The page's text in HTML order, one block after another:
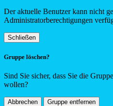
Der aktuelle Benutzer kann nicht
Administratorberechtigungen
Schließen
Gruppe löschen?
Sind Sie sicher, dass Sie die
wollen?
Abbrechen Gruppe entfernen